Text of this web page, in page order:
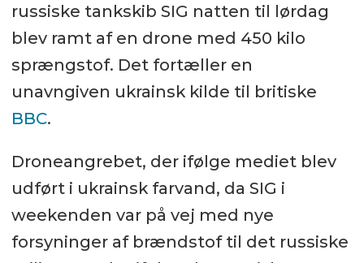
russiske tankskib SIG natten til lørdag
blev ramt af en drone med 450 kilo
sprængstof. Det fortæller en
unavngiven ukrainsk kilde til britiske
BBC.
Droneangrebet, der ifølge mediet blev
udført i ukrainsk farvand, da SIG i
weekenden var på vej med nye
forsyninger af brændstof til det russiske